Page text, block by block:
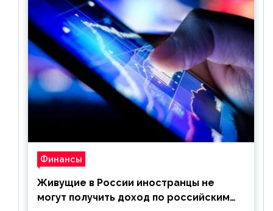
Финансы
Живущие в России иностранцы не
могут получить доход по российским